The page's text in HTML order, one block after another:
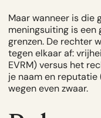
Maar wanneer is die
meningsuiting is
grenzen. De rechter
tegen elkaar af:
EVRM) versus het
je naam en reputatie
wegen even zwaar.